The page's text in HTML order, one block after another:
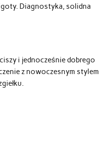
Diagnostyka, solidna
i jednocześnie dobrego
z nowoczesnym stylem